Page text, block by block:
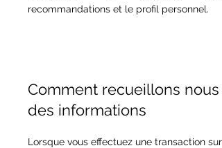
recommandations et le profil personnel.
Comment recueillons nous
des informations
Lorsque vous effectuez une transaction sur